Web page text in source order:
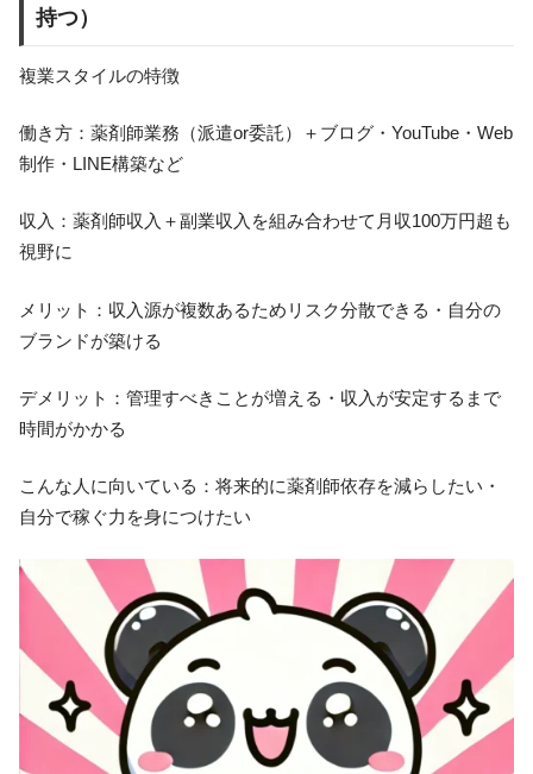
持つ）
複業スタイルの特徴
働き方：薬剤師業務（派遣or委託）＋ブログ・YouTube・Web
制作・LINE構築など
収入：薬剤師収入＋副業収入を組み合わせて月収100万円超も
視野に
メリット：収入源が複数あるためリスク分散できる・自分の
ブランドが築ける
デメリット：管理すべきことが増える・収入が安定するまで
時間がかかる
こんな人に向いている：将来的に薬剤師依存を減らしたい・
自分で稼ぐ力を身につけたい